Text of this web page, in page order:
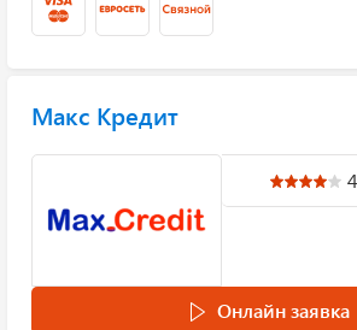
Макс Кредит
Онлайн заявка